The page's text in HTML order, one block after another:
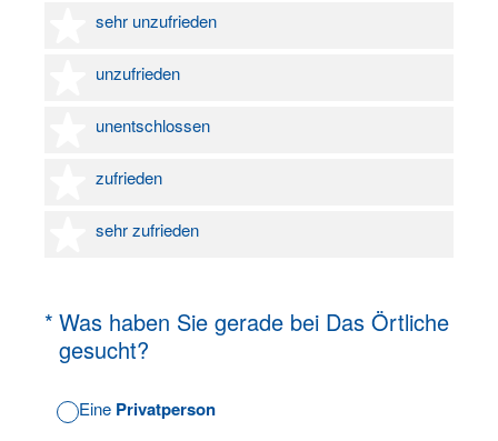
sehr unzufrieden
1 Stern
unzufrieden
2 Sterne
unentschlossen
3 Sterne
zufrieden
4 Sterne
sehr zufrieden
5 Sterne
* Was haben Sie gerade bei Das Örtliche
gesucht?
(Erforderlich.)
Eine Privatperson